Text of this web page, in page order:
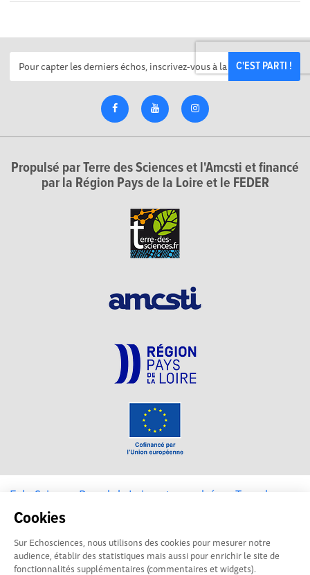
Cookies
Sur Echosciences, nous utilisons des cookies pour mesurer notre
audience, établir des statistiques mais aussi pour enrichir le site de
fonctionnalités supplémentaires (commentaires et widgets).
C'EST PARTI !
Propulsé par Terre des Sciences et l'Amcsti et financé
par la Région Pays de la Loire et le FEDER
EchoSciences Pays de la Loire est propulsé parTerre des
Sciences
Mentions légales|Politique de confidentialité|CGU
|Ligne éditoriale